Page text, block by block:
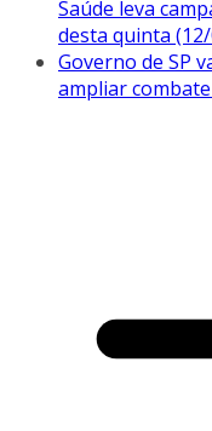
Saúde leva
desta quinta
Governo de SP
ampliar